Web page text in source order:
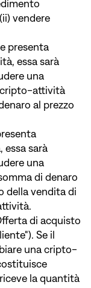
vendere
presenta
essa sarà
una
cripto-attività
al prezzo
sarà
una
di denaro
della vendita di
di acquisto
Se il
una cripto-
la quantità